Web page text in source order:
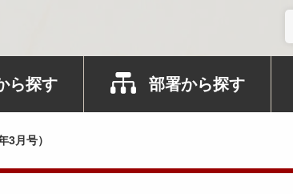
ら探す 部署から探す
3月号）